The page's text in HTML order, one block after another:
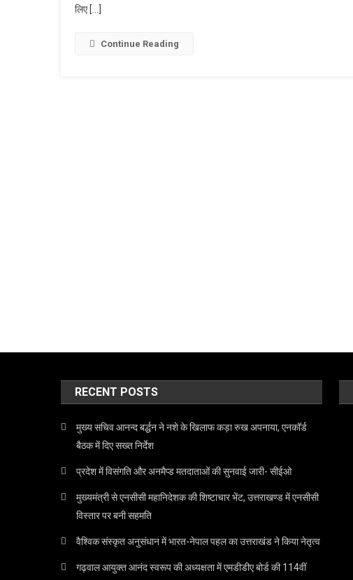
लिए […]
Continue Reading
RECENT POSTS
मुख्य सचिव आनन्द बर्द्धन ने नशे के खिलाफ कड़ा रुख अपनाया, एनकॉर्ड
बैठक में दिए सख्त निर्देश
प्रदेश में विसंगति और अनमैप्ड मतदाताओं की सुनवाई जारी- सीईओ
मुख्यमंत्री से एनसीसी महानिदेशक की शिष्टाचार भेंट, उत्तराखण्ड में एनसीसी
विस्तार पर बनी सहमति
वैश्विक संस्कृत अनुसंधान में भारत-नेपाल पहल का उत्तराखंड ने किया नेतृत्व
गढ़वाल आयुक्त आनंद स्वरूप की अध्यक्षता में एमडीडीए बोर्ड की 114वीं